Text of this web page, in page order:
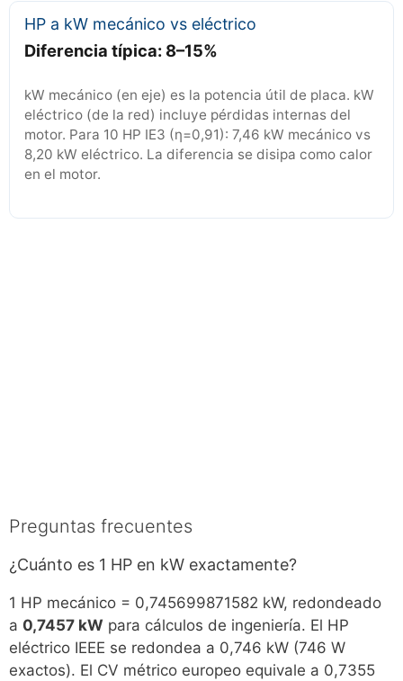
HP a kW mecánico vs eléctrico
Diferencia típica: 8–15%
kW mecánico (en eje) es la potencia útil de placa. kW
eléctrico (de la red) incluye pérdidas internas del
motor. Para 10 HP IE3 (η=0,91): 7,46 kW mecánico vs
8,20 kW eléctrico. La diferencia se disipa como calor
en el motor.
Preguntas frecuentes
¿Cuánto es 1 HP en kW exactamente?
1 HP mecánico = 0,745699871582 kW, redondeado
a 0,7457 kW para cálculos de ingeniería. El HP
eléctrico IEEE se redondea a 0,746 kW (746 W
exactos). El CV métrico europeo equivale a 0,7355